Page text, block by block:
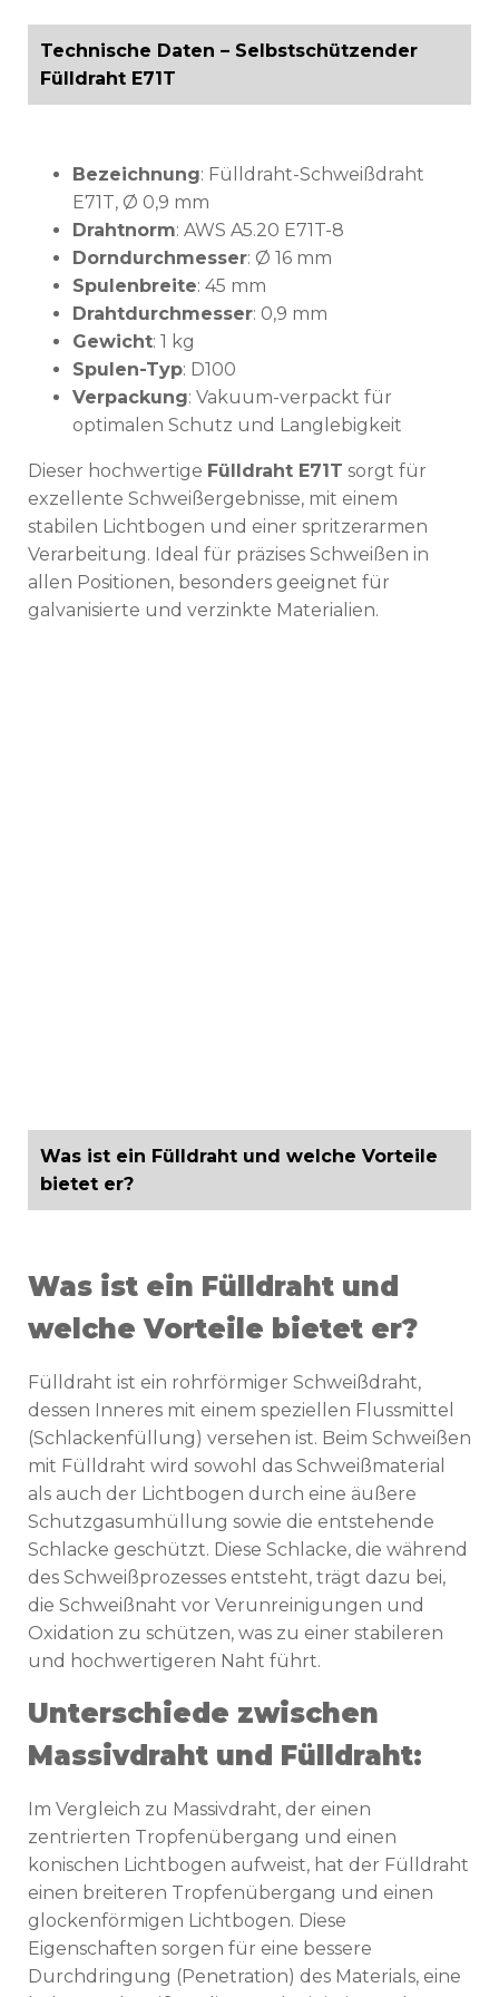
Technische Daten – Selbstschützender
Fülldraht E71T
Bezeichnung: Fülldraht-Schweißdraht
E71T, Ø 0,9 mm
Drahtnorm: AWS A5.20 E71T-8
Dorndurchmesser: Ø 16 mm
Spulenbreite: 45 mm
Drahtdurchmesser: 0,9 mm
Gewicht: 1 kg
Spulen-Typ: D100
Verpackung: Vakuum-verpackt für
optimalen Schutz und Langlebigkeit
Dieser hochwertige Fülldraht E71T sorgt für
exzellente Schweißergebnisse, mit einem
stabilen Lichtbogen und einer spritzerarmen
Verarbeitung. Ideal für präzises Schweißen in
allen Positionen, besonders geeignet für
galvanisierte und verzinkte Materialien.
Was ist ein Fülldraht und welche Vorteile
bietet er?
Was ist ein Fülldraht und
welche Vorteile bietet er?
Fülldraht ist ein rohrförmiger Schweißdraht,
dessen Inneres mit einem speziellen Flussmittel
(Schlackenfüllung) versehen ist. Beim Schweißen
mit Fülldraht wird sowohl das Schweißmaterial
als auch der Lichtbogen durch eine äußere
Schutzgasumhüllung sowie die entstehende
Schlacke geschützt. Diese Schlacke, die während
des Schweißprozesses entsteht, trägt dazu bei,
die Schweißnaht vor Verunreinigungen und
Oxidation zu schützen, was zu einer stabileren
und hochwertigeren Naht führt.
Unterschiede zwischen
Massivdraht und Fülldraht:
Im Vergleich zu Massivdraht, der einen
zentrierten Tropfenübergang und einen
konischen Lichtbogen aufweist, hat der Fülldraht
einen breiteren Tropfenübergang und einen
glockenförmigen Lichtbogen. Diese
Eigenschaften sorgen für eine bessere
Durchdringung (Penetration) des Materials, eine